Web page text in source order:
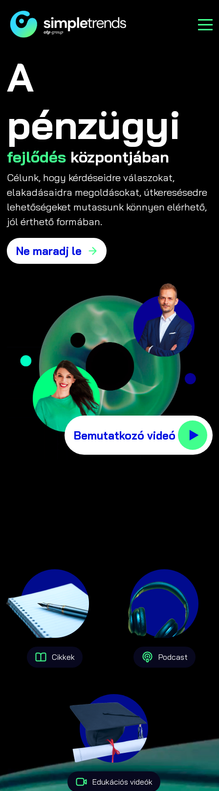
A
pénzügyi
fejlődésközpontjában
Célunk, hogy kérdéseidre válaszokat,
elakadásaidra megoldásokat, útkeresésedre
lehetőségeket mutassunk könnyen elérhető,
jól érthető formában.
Ne maradj le
Bemutatkozó videó
Cikkek Podcast
Edukációs videók